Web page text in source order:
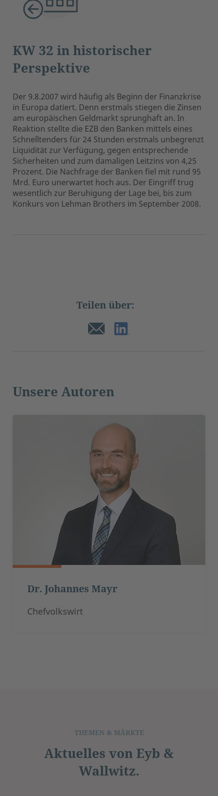
KW 32 in historischer
Perspektive
Der 9.8.2007 wird häufig als Beginn der Finanzkrise
in Europa datiert. Denn erstmals stiegen die Zinsen
am europäischen Geldmarkt sprunghaft an. In
Reaktion stellte die EZB den Banken mittels eines
Schnelltenders für 24 Stunden erstmals unbegrenzt
Liquidität zur Verfügung, gegen entsprechende
Sicherheiten und zum damaligen Leitzins von 4,25
Prozent. Die Nachfrage der Banken fiel mit rund 95
Mrd. Euro unerwartet hoch aus. Der Eingriff trug
wesentlich zur Beruhigung der Lage bei, bis zum
Konkurs von Lehman Brothers im September 2008.
Teilen über:
Unsere Autoren
Dr. Johannes Mayr
Chefvolkswirt
THEMEN & MÄRKTE
Aktuelles von Eyb &
Wallwitz.